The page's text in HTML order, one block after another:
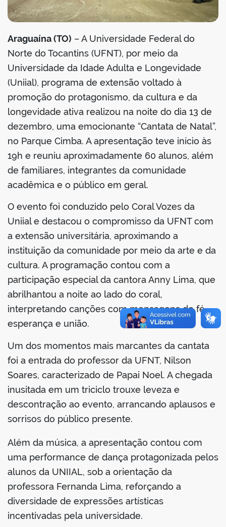
portal
Araguaína (TO) – A Universidade Federal do
Norte do Tocantins (UFNT), por meio da
Universidade da Idade Adulta e Longevidade
(Uniial), programa de extensão voltado à
promoção do protagonismo, da cultura e da
longevidade ativa realizou na noite do dia 13 de
dezembro, uma emocionante “Cantata de Natal”,
no Parque Cimba. A apresentação teve início às
19h e reuniu aproximadamente 60 alunos, além
de familiares, integrantes da comunidade
acadêmica e o público em geral.
O evento foi conduzido pelo Coral Vozes da
Uniial e destacou o compromisso da UFNT com
a extensão universitária, aproximando a
instituição da comunidade por meio da arte e da
cultura. A programação contou com a
participação especial da cantora Anny Lima, que
abrilhantou a noite ao lado do coral,
interpretando canções com mensagens de fé,
esperança e união.
Um dos momentos mais marcantes da cantata
foi a entrada do professor da UFNT, Nilson
Soares, caracterizado de Papai Noel. A chegada
inusitada em um triciclo trouxe leveza e
descontração ao evento, arrancando aplausos e
sorrisos do público presente.
Além da música, a apresentação contou com
uma performance de dança protagonizada pelos
alunos da UNIIAL, sob a orientação da
professora Fernanda Lima, reforçando a
diversidade de expressões artísticas
incentivadas pela universidade.